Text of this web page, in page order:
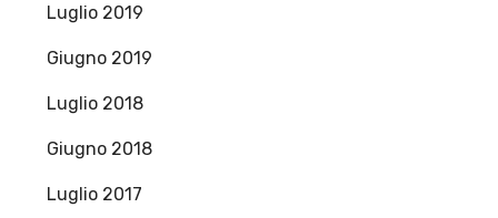
Luglio 2019
Giugno 2019
Luglio 2018
Giugno 2018
Luglio 2017